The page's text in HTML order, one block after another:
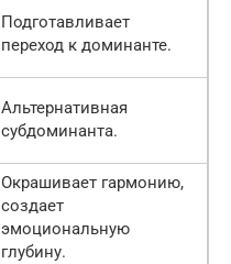
Подготавливает
переход к доминанте.
Альтернативная
субдоминанта.
Окрашивает гармонию,
создает
эмоциональную
глубину.